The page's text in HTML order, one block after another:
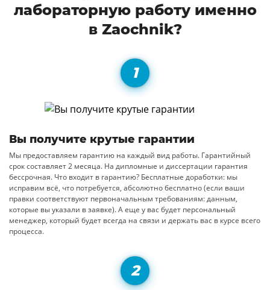
лабораторную работу именно
в Zaochnik?
Вы получите крутые гарантии
Мы предоставляем гарантию на каждый вид работы. Гарантийный
срок составляет 2 месяца. На дипломные и диссертации гарантия
бессрочная. Что входит в гарантию? Бесплатные доработки: мы
исправим всё, что потребуется, абсолютно бесплатно (если ваши
правки соответствуют первоначальным требованиям: данным,
которые вы указали в заявке). А еще у вас будет персональный
менеджер, который будет всегда на связи и держать вас в курсе всего
процесса.